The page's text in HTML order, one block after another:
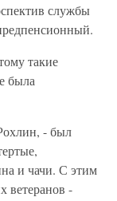
службы
такие
была
- был
и чачи. С этим
ветеранов -